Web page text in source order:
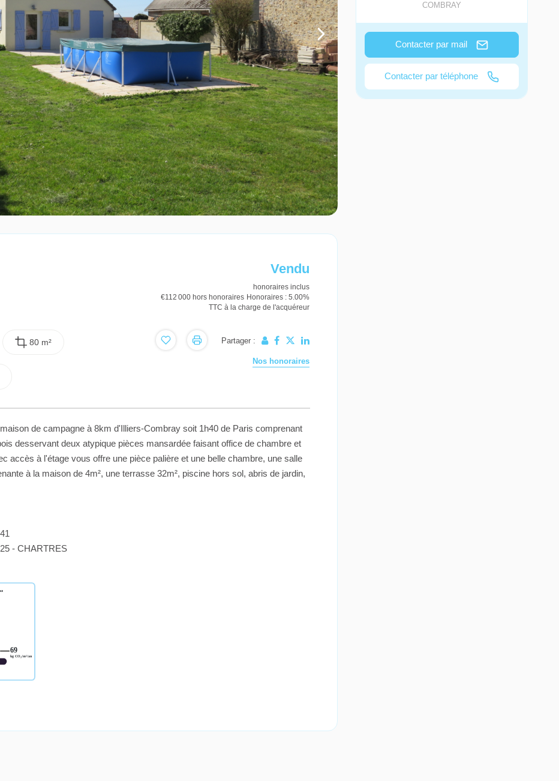
80 m²
Vendu
honoraires inclus
€112 000 hors honoraires Honoraires : 5.00%
TTC à la charge de l'acquéreur
Partager :
Nos honoraires
de campagne à 8km d'Illiers-Combray soit 1h40 de Paris comprenant
desservant deux atypique pièces mansardée faisant office de chambre et
accès à l'étage vous offre une pièce palière et une belle chambre, une salle
à la maison de 4m², une terrasse 32m², piscine hors sol, abris de jardin,
- CHARTRES
COMBRAY
Contacter par mail
Contacter par téléphone